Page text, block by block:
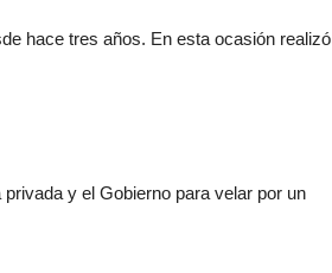
hace tres años. En esta ocasión realizó
y el Gobierno para velar por un